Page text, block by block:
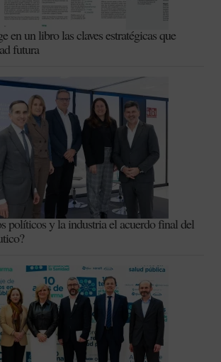
en un libro las claves estratégicas que
futura
políticos y la industria el acuerdo final del